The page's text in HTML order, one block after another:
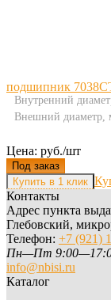
подшипник
Внутренний
Внешний диаметр,
Цена: руб./шт
Под заказ
Контакты
Адрес пункта
Глебовский,
Телефон: +7 (921)
Пн—Пт
info@nbisi.ru
Каталог